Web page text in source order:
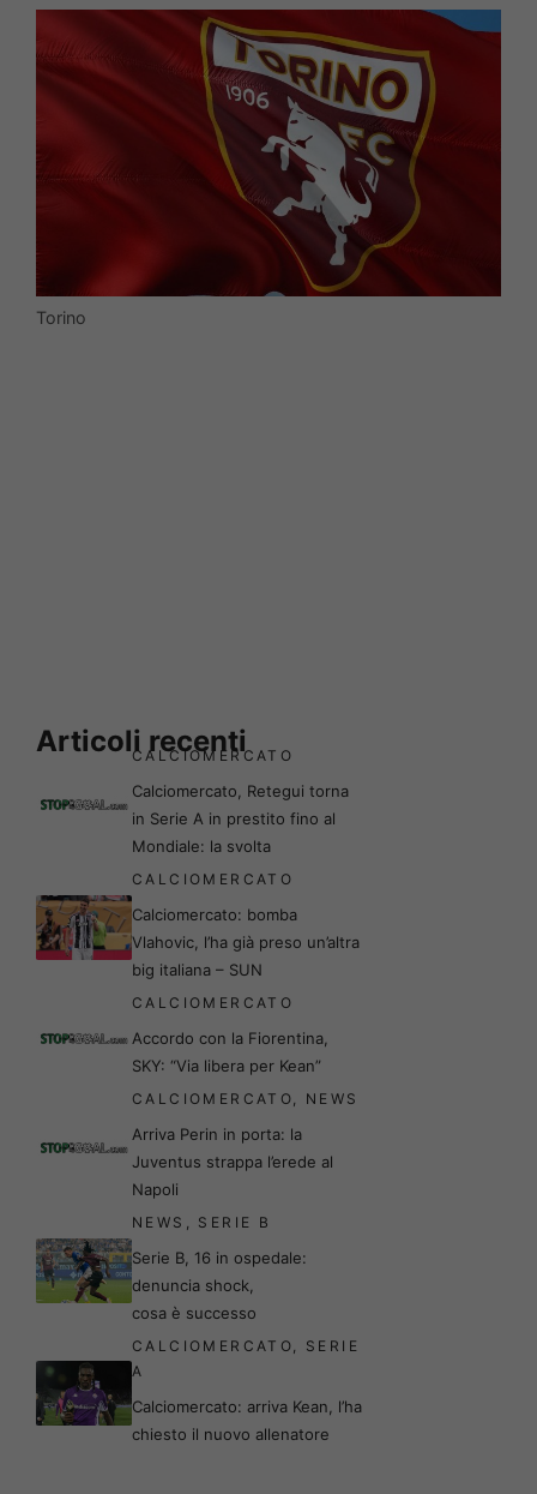
Torino
Articoli recenti
CALCIOMERCATO
Calciomercato, Retegui torna
in Serie A in prestito fino al
Mondiale: la svolta
CALCIOMERCATO
Calciomercato: bomba
Vlahovic, l’ha già preso un’altra
big italiana – SUN
CALCIOMERCATO
Accordo con la Fiorentina,
SKY: “Via libera per Kean”
CALCIOMERCATO NEWS
Arriva Perin in porta: la
Juventus strappa l’erede al
Napoli
NEWS SERIE B
Serie B, 16 in ospedale:
denuncia shock,
cosa è successo
CALCIOMERCATO
SERIE
A
Calciomercato: arriva Kean, l’ha
chiesto il nuovo allenatore